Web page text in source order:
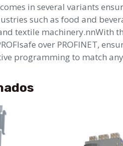
in several variants
such as food and
textile machinery.nnWith
over PROFINET,
programming to match